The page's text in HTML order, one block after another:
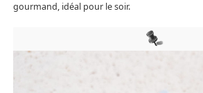
gourmand, idéal pour le soir.